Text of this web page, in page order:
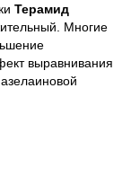
Терамид
Многие
выравнивания